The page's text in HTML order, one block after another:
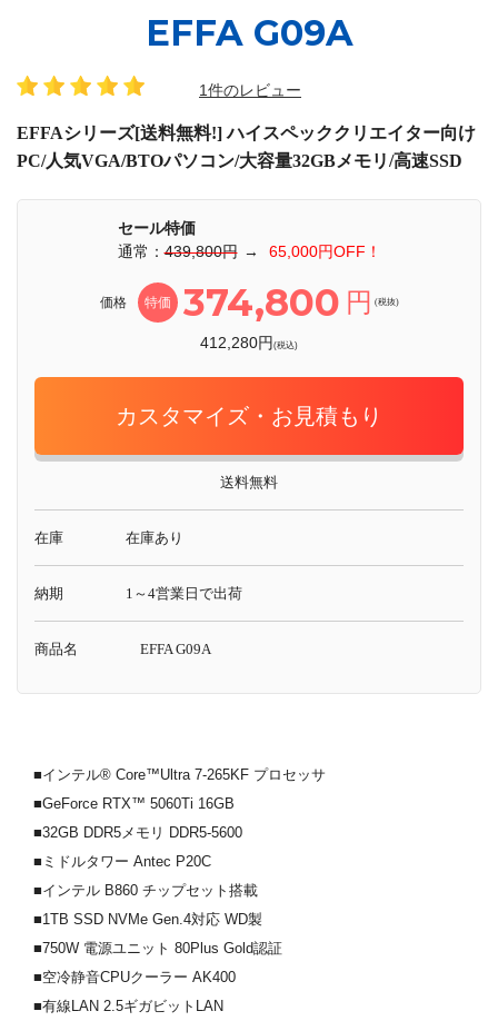
EFFA G09A
1件のレビュー
EFFAシリーズ[送料無料!] ハイスペッククリエイター向け
PC/人気VGA/BTOパソコン/大容量32GBメモリ/高速SSD
セール特価
通常：439,800円 → 65,000円OFF！
価格 特価 374,800 円 (税抜)
412,280円(税込)
カスタマイズ・お見積もり
送料無料
在庫 在庫あり
納期 1～4営業日で出荷
商品名 EFFA G09A
■インテル® Core™Ultra 7-265KF プロセッサ
■GeForce RTX™ 5060Ti 16GB
■32GB DDR5メモリ DDR5-5600
■ミドルタワー Antec P20C
■インテル B860 チップセット搭載
■1TB SSD NVMe Gen.4対応 WD製
■750W 電源ユニット 80Plus Gold認証
■空冷静音CPUクーラー AK400
■有線LAN 2.5ギガビットLAN